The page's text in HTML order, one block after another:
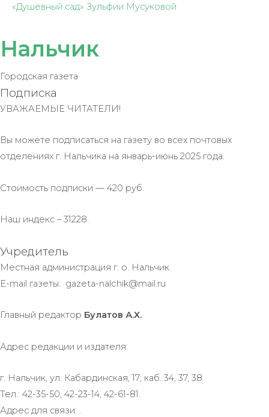
«Душевный сад» Зульфии Мусуковой
Нальчик
Городская газета
Подписка
УВАЖАЕМЫЕ ЧИТАТЕЛИ!
Вы можете подписаться на газету во всех почтовых
отделениях г. Нальчика на январь-июнь 2025 года.
Стоимость подписки — 420 руб.
Наш индекс – 31228.
Учредитель
Местная администрация г. о. Нальчик.
E-mail газеты: gazeta-nalchik@mail.ru
Главный редактор Булатов А.Х.
Адрес редакции и издателя:
г. Нальчик, ул. Кабардинская, 17; каб. 34, 37, 38.
Тел.: 42-35-50, 42-23-14, 42-61-81.
Адрес для связи: .